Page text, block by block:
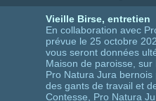
Vieille Birse, entretien
En collaboration avec
prévue le 25 octobre
vous seront données
Maison de paroisse,
Pro Natura Jura
des gants de travail et
Contesse, Pro Natura